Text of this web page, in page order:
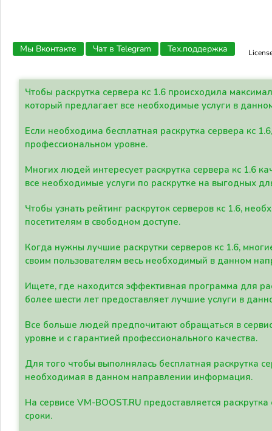
Мы Вконтакте Чат в Telegram Тех.поддержка
Чтобы раскрутка сервера кс 1.6 происходила
который предлагает все необходимые услуги в
Если необходима бесплатная раскрутка сервера кс
профессиональном уровне.
Многих людей интересует раскрутка сервера кс 1.6
все необходимые услуги по раскрутке на выгодных
Чтобы узнать рейтинг раскруток серверов кс 1.6,
посетителям в свободном доступе.
Когда нужны лучшие раскрутки серверов кс 1.6,
своим пользователям весь необходимый в данном
Ищете, где находится эффективная программа для
более шести лет предоставляет лучшие услуги в
Все больше людей предпочитают обращаться в
уровне и с гарантией профессионального качества.
Для того чтобы выполнялась бесплатная раскрутка
необходимая в данном направлении информация.
На сервисе VM-BOOST.RU предоставляется
сроки.